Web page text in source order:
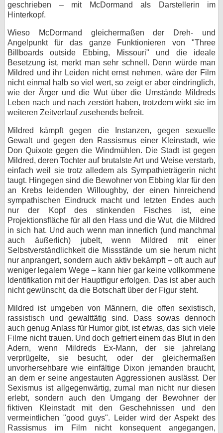
geschrieben – mit McDormand als Darstellerin im
Hinterkopf.
Wieso McDormand gleichermaßen der Dreh- und
Angelpunkt für das ganze Funktionieren von "Three
Billboards outside Ebbing, Missouri" und die ideale
Besetzung ist, merkt man sehr schnell. Denn würde man
Mildred und ihr Leiden nicht ernst nehmen, wäre der Film
nicht einmal halb so viel wert, so zeigt er aber eindringlich,
wie der Ärger und die Wut über die Umstände Mildreds
Leben nach und nach zerstört haben, trotzdem wirkt sie im
weiteren Zeitverlauf zusehends befreit.
Mildred kämpft gegen die Instanzen, gegen sexuelle
Gewalt und gegen den Rassismus einer Kleinstadt, wie
Don Quixote gegen die Windmühlen. Die Stadt ist gegen
Mildred, deren Tochter auf brutalste Art und Weise verstarb,
einfach weil sie trotz alledem als Sympathieträgerin nicht
taugt. Hingegen sind die Bewohner von Ebbing klar für den
an Krebs leidenden Willoughby, der einen hinreichend
sympathischen Eindruck macht und letzten Endes auch
nur der Kopf des stinkenden Fisches ist, eine
Projektionsfläche für all den Hass und die Wut, die Mildred
in sich hat. Und auch wenn man innerlich (und manchmal
auch äußerlich) jubelt, wenn Mildred mit einer
Selbstverständlichkeit die Missstände um sie herum nicht
nur anprangert, sondern auch aktiv bekämpft – oft auch auf
weniger legalem Wege – kann hier gar keine vollkommene
Identifikation mit der Hauptfigur erfolgen. Das ist aber auch
nicht gewünscht, da die Botschaft über der Figur steht.
Mildred ist umgeben von Männern, die offen sexistisch,
rassistisch und gewalttätig sind. Dass sowas dennoch
auch genug Anlass für Humor gibt, ist etwas, das sich viele
Filme nicht trauen. Und doch gefriert einem das Blut in den
Adern, wenn Mildreds Ex-Mann, der sie jahrelang
verprügelte, sie besucht, oder der gleichermaßen
unvorhersehbare wie einfältige Dixon jemanden braucht,
an dem er seine angestauten Aggressionen auslässt. Der
Sexismus ist allgegenwärtig, zumal man nicht nur diesen
erlebt, sondern auch den Umgang der Bewohner der
fiktiven Kleinstadt mit den Geschehnissen und den
vermeintlichen "good guys". Leider wird der Aspekt des
Rassismus im Film nicht konsequent angegangen,